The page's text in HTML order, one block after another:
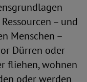
– und
Menschen –
Dürren oder
fliehen, wohnen
oder werden